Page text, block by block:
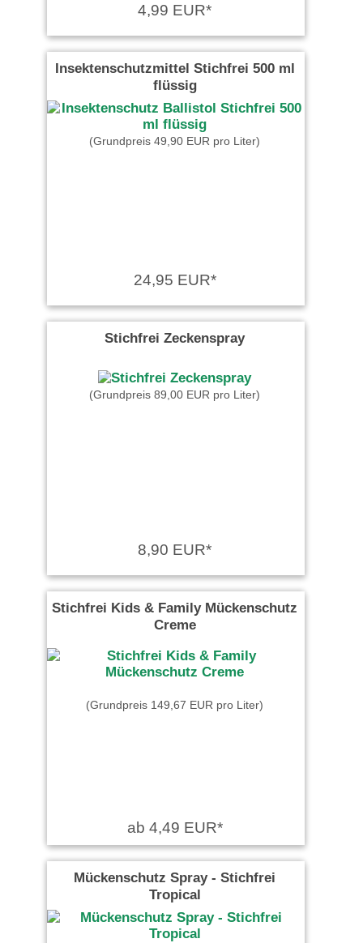
4,99 EUR*
Insektenschutzmittel Stichfrei 500 ml
flüssig
(Grundpreis 49,90 EUR pro Liter)
24,95 EUR*
Stichfrei Zeckenspray
(Grundpreis 89,00 EUR pro Liter)
8,90 EUR*
Stichfrei Kids & Family Mückenschutz
Creme
(Grundpreis 149,67 EUR pro Liter)
ab 4,49 EUR*
Mückenschutz Spray - Stichfrei
Tropical